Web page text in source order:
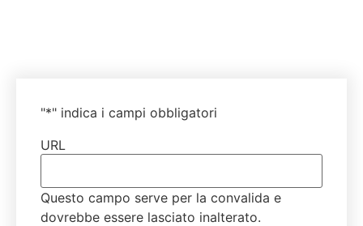
"*" indica i campi obbligatori
URL
Questo campo serve per la convalida e
dovrebbe essere lasciato inalterato.